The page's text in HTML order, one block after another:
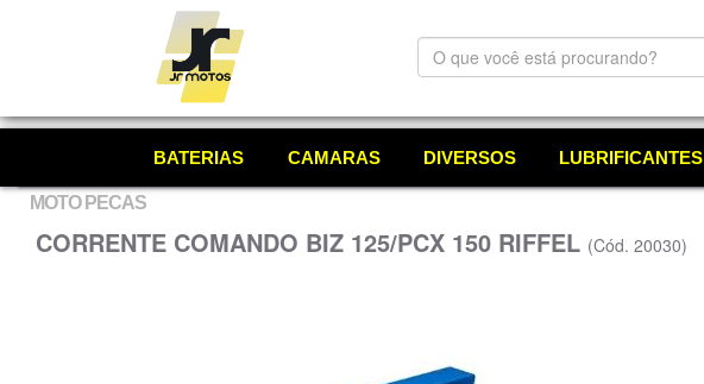
O
que
está
BATERIAS CAMARAS DIVERSOS LUBRIFICANTES
MOTO PECAS
CORRENTE COMANDO BIZ 125/PCX 150 RIFFEL (Cód. 20030)